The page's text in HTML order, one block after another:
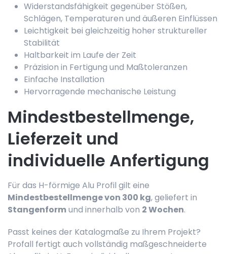
Widerstandsfähigkeit gegenüber Stößen,
Schlägen, Temperaturen und äußeren Einflüssen
Leichtigkeit bei gleichzeitig hoher struktureller
Stabilität
Haltbarkeit im Laufe der Zeit
Präzision in Fertigung und Maßtoleranzen
Einfache Installation
Hervorragende mechanische Leistung
Mindestbestellmenge,
Lieferzeit und
individuelle Anfertigung
Für das H-förmige Alu Profil gilt eine
Mindestbestellmenge von 300 kg, geliefert in
Stangenformund innerhalb von 2 Wochen.
Passt keines der Katalogmaße zu Ihrem Projekt?
Profall fertigt auch vollständig maßgeschneiderte